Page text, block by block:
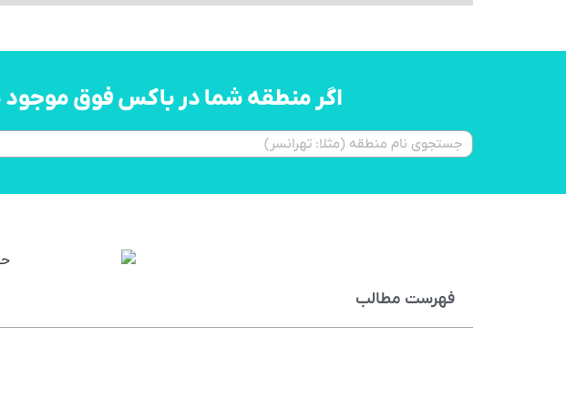
اگر منطقه شما در باکس فوق
فهرست مطالب